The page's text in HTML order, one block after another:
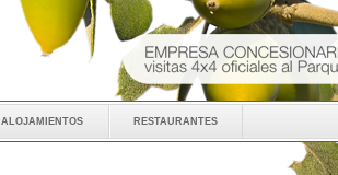
alojamientos restaurantes